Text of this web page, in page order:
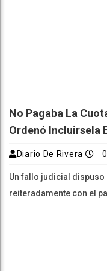
No Pagaba La
Ordenó Incluirsela
Diario De Rivera
Un fallo judicial dispuso
reiteradamente con el